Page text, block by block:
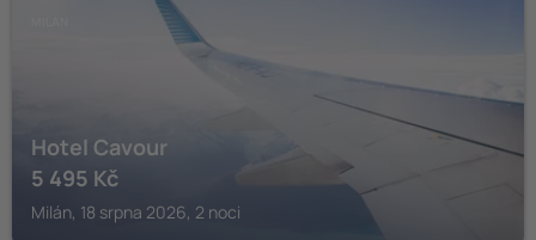
Hotel Cavour
5 495 Kč
Milán, 18 srpna 2026, 2 noci